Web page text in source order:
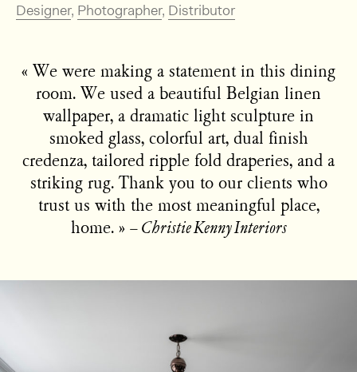
Designer Photographer Distributor
« We were making a statement in this dining
room. We used a beautiful Belgian linen
wallpaper, a dramatic light sculpture in
smoked glass, colorful art, dual finish
credenza, tailored ripple fold draperies, and a
striking rug. Thank you to our clients who
trust us with the most meaningful place,
home. » − Christie Kenny Interiors